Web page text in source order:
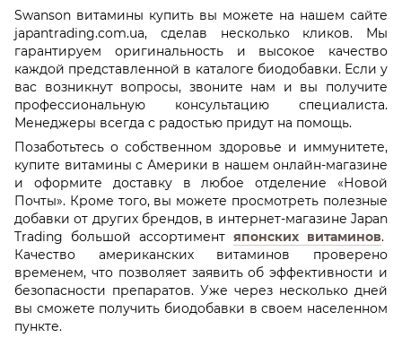
Swanson витамины купить вы можете на нашем сайте
japantrading.com.ua, сделав несколько кликов. Мы
гарантируем оригинальность и высокое качество
каждой представленной в каталоге биодобавки. Если у
вас возникнут вопросы, звоните нам и вы получите
профессиональную консультацию специалиста.
Менеджеры всегда с радостью придут на помощь.
Позаботьтесь о собственном здоровье и иммунитете,
купите витамины с Америки в нашем онлайн-магазине
и оформите доставку в любое отделение «Новой
Почты». Кроме того, вы можете просмотреть полезные
добавки от других брендов, в интернет-магазине Japan
Trading большой ассортимент японских витаминов.
Качество американских витаминов проверено
временем, что позволяет заявить об эффективности и
безопасности препаратов. Уже через несколько дней
вы сможете получить биодобавки в своем населенном
пункте.